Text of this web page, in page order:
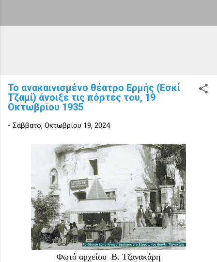
Το ανακαινισμένο θέατρο Ερμής (Εσκί
Τζαμί) άνοιξε τις πόρτες του, 19
Οκτωβρίου 1935
- Σάββατο, Οκτωβρίου 19, 2024
Φωτό αρχείου Β. Τζανακάρη